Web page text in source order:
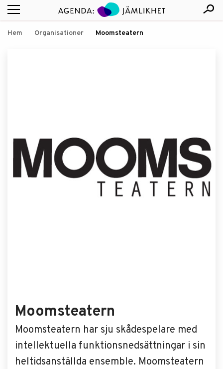
Hem Organisationer Moomsteatern
Moomsteatern
Moomsteatern har sju skådespelare med
intellektuella funktionsnedsättningar i sin
heltidsanställda ensemble. Moomsteatern